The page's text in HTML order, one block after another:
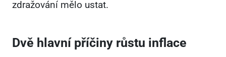
zdražování mělo ustat.
Dvě hlavní příčiny růstu inflace